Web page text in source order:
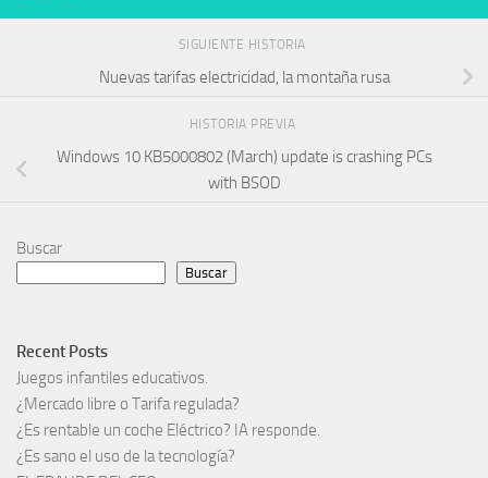
SIGUIENTE HISTORIA
Nuevas tarifas electricidad, la montaña rusa
HISTORIA PREVIA
Windows 10 KB5000802 (March) update is crashing PCs
with BSOD
Buscar
Buscar
Recent Posts
Juegos infantiles educativos.
¿Mercado libre o Tarifa regulada?
¿Es rentable un coche Eléctrico? IA responde.
¿Es sano el uso de la tecnología?